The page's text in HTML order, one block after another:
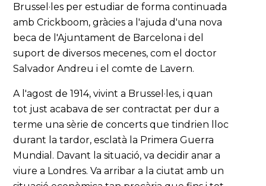
Brussel·les per estudiar de forma continuada
amb Crickboom, gràcies a l'ajuda d'una nova
beca de l'Ajuntament de Barcelona i del
suport de diversos mecenes, com el doctor
Salvador Andreu i el comte de Lavern.
A l'agost de 1914, vivint a Brussel·les, i quan
tot just acabava de ser contractat per dur a
terme una sèrie de concerts que tindrien lloc
durant la tardor, esclatà la Primera Guerra
Mundial. Davant la situació, va decidir anar a
viure a Londres. Va arribar a la ciutat amb un